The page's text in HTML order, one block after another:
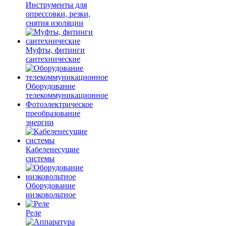
Инструменты для
опрессовки, резки,
снятия изоляции
Муфты, фитинги
сантехнические
Оборудование
телекоммуникационное
Фотоэлектрическое
преобразование
энергии
Кабеленесущие
системы
Оборудование
низковольтное
Реле